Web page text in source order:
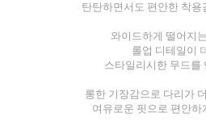
탄탄하면서도 편안한 착용
와이드하게 떨어지
롤업 디테일이
스타일리시한 무드를
롱한 기장감으로 다리가
여유로운 핏으로 편안하